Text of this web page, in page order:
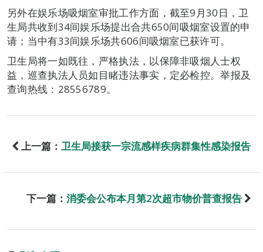
另外在娱乐场吸烟室审批工作方面，截至9月30日，卫
生局共收到34间娱乐场提出合共650间吸烟室设置的申
请；当中有33间娱乐场共606间吸烟室已获许可。
卫生局将一如既往，严格执法，以保障非吸烟人士权
益，巡查执法人员如目睹违法事实，定必检控。举报及
查询热线：28556789。
上一篇： 卫生局接获一宗流感样疾病群集性感染报告
下一篇： 消委会公布本月第2次超市物价普查报告